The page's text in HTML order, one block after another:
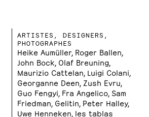
ARTISTES, DESIGNERS,
PHOTOGRAPHES
Heike Aumüller, Roger Ballen,
John Bock, Olaf Breuning,
Maurizio Cattelan, Luigi Colani,
Georganne Deen, Zush Evru,
Guo Fengyi, Fra Angelico, Sam
Friedman, Gelitin, Peter Halley,
Uwe Henneken, les tablas